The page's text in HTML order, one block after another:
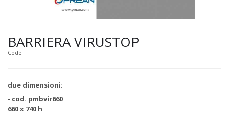
BARRIERA VIRUSTOP
Code:
due dimensioni:
- cod. pmbvir660
660 x 740 h